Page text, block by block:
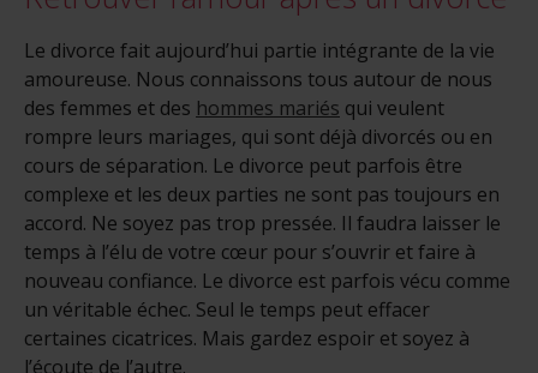
Le divorce fait aujourd’hui partie intégrante de la vie
amoureuse. Nous connaissons tous autour de nous
des femmes et des hommes mariés qui veulent
rompre leurs mariages, qui sont déjà divorcés ou en
cours de séparation. Le divorce peut parfois être
complexe et les deux parties ne sont pas toujours en
accord. Ne soyez pas trop pressée. Il faudra laisser le
temps à l’élu de votre cœur pour s’ouvrir et faire à
nouveau confiance. Le divorce est parfois vécu comme
un véritable échec. Seul le temps peut effacer
certaines cicatrices. Mais gardez espoir et soyez à
l’écoute de l’autre.